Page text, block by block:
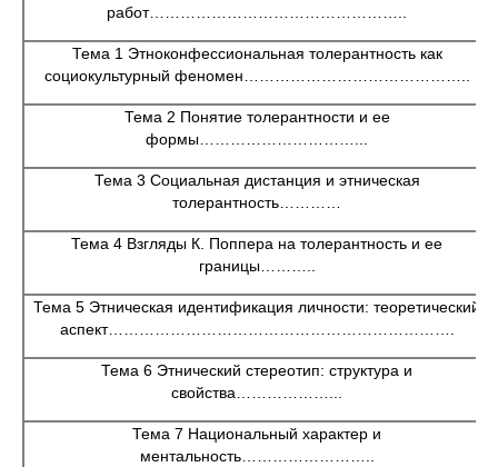
работ…………………………………………..
Тема 1 Этноконфессиональная толерантность как
социокультурный феномен……………………………………..
Тема 2 Понятие толерантности и ее
формы…………………………...
Тема 3 Социальная дистанция и этническая
толерантность…………
Тема 4 Взгляды К. Поппера на толерантность и ее
границы………..
Тема 5 Этническая идентификация личности: теоретический
аспект………………………………………………………….
Тема 6 Этнический стереотип: структура и
свойства………………...
Тема 7 Национальный характер и
ментальность……………………..